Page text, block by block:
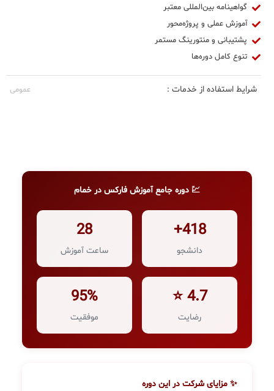
گواهینامه بین‌المللی معتبر
آموزش عملی و پروژه‌محور
پشتیبانی و منتورینگ مستمر
تنوع کامل دوره‌ها
شرایط استفاده از خدمات : عمومی
💹 دوره جامع آموزش فارکس در خمام
418+
دانشجو
28
ساعت آموزش
4.7 ⭐
رضایت
95%
موفقیت
✨ مزایای شرکت در این دوره